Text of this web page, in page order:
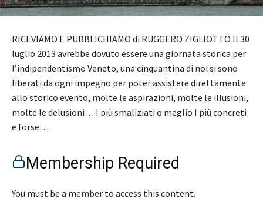
RICEVIAMO E PUBBLICHIAMO di RUGGERO ZIGLIOTTO Il 30
luglio 2013 avrebbe dovuto essere una giornata storica per
l’indipendentismo Veneto, una cinquantina di noi si sono
liberati da ogni impegno per poter assistere direttamente
allo storico evento, molte le aspirazioni, molte le illusioni,
molte le delusioni… I più smaliziati o meglio I più concreti
e forse…
Membership Required
You must be a member to access this content.